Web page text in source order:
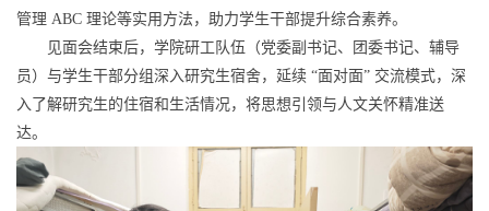
管理 ABC 理论等实用方法，助力学生干部提升综合素养。
见面会结束后，学院研工队伍（党委副书记、团委书记、辅导
员）与学生干部分组深入研究生宿舍，延续 “面对面” 交流模式，深
入了解研究生的住宿和生活情况， 将思想引领与人文关怀精准送
达。